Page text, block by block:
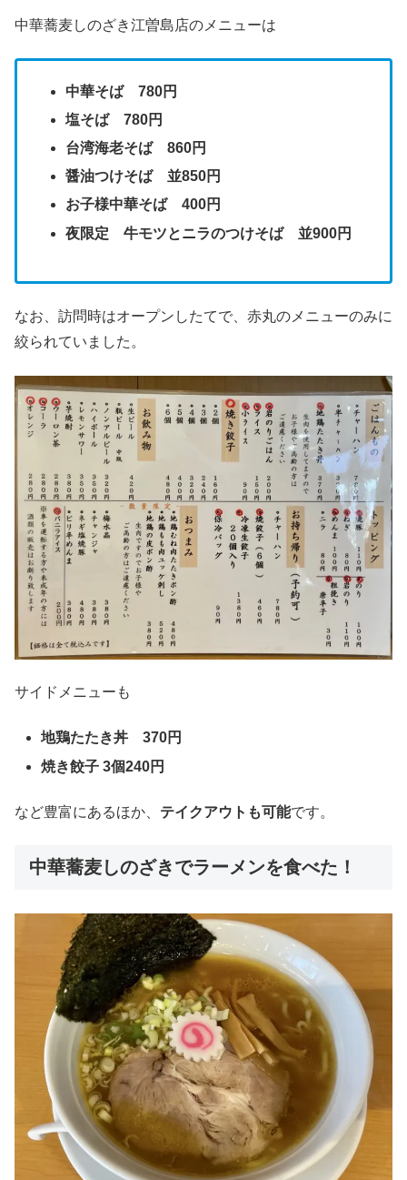
中華蕎麦しのざき江曽島店のメニューは
中華そば 780円
塩そば 780円
台湾海老そば 860円
醤油つけそば 並850円
お子様中華そば 400円
夜限定 牛モツとニラのつけそば 並900円
なお、訪問時はオープンしたてで、赤丸のメニューのみに
絞られていました。
サイドメニューも
地鶏たたき丼 370円
焼き餃子 3個240円
など豊富にあるほか、 テイクアウトも可能です。
中華蕎麦しのざきでラーメンを食べた！